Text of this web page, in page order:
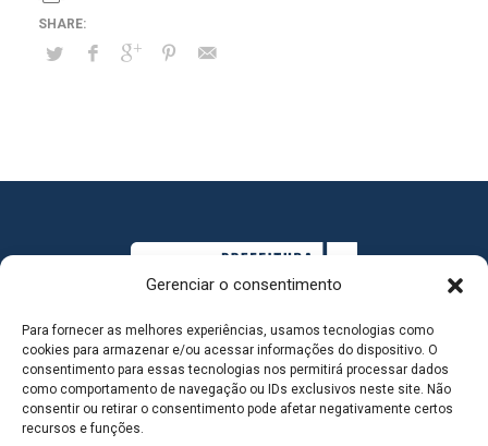
Gerenciar o consentimento
Para fornecer as melhores experiências, usamos tecnologias como
cookies para armazenar e/ou acessar informações do dispositivo. O
consentimento para essas tecnologias nos permitirá processar dados
como comportamento de navegação ou IDs exclusivos neste site. Não
consentir ou retirar o consentimento pode afetar negativamente certos
recursos e funções.
MAPA DO SITE